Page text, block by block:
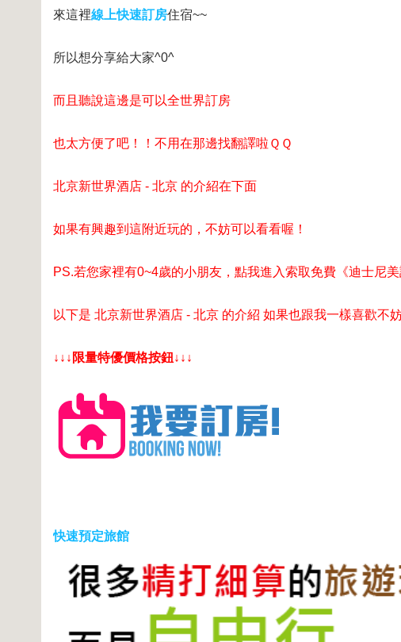
來這裡線上快速訂房住宿~~
所以想分享給大家^0^
而且聽說這邊是可以全世界訂房
也太方便了吧！！不用在那邊找翻譯啦ＱＱ
北京新世界酒店 - 北京 的介紹在下面
如果有興趣到這附近玩的，不妨可以看看喔！
PS.若您家裡有0~4歲的小朋友， 點我進入索取免費《迪士尼美
以下是 北京新世界酒店 - 北京 的介紹 如果也跟我一樣喜歡不
↓↓↓限量特優價格按鈕↓↓↓
快速預定旅館